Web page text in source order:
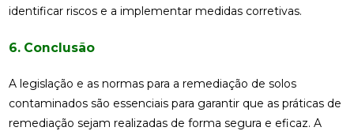
identificar riscos e a implementar medidas corretivas.
6. Conclusão
A legislação e as normas para a remediação de solos
contaminados são essenciais para garantir que as práticas de
remediação sejam realizadas de forma segura e eficaz. A